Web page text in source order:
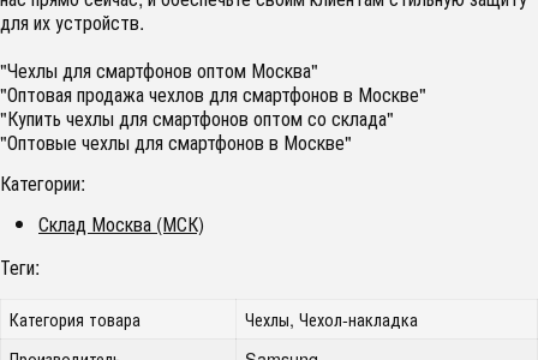
для их устройств.
"Чехлы для смартфонов оптом Москва"
"Оптовая продажа чехлов для смартфонов в Москве"
"Купить чехлы для смартфонов оптом со склада"
"Оптовые чехлы для смартфонов в Москве"
Категории:
Склад Москва (МСК)
Теги:
Категория товара
Чехлы, Чехол-накладка